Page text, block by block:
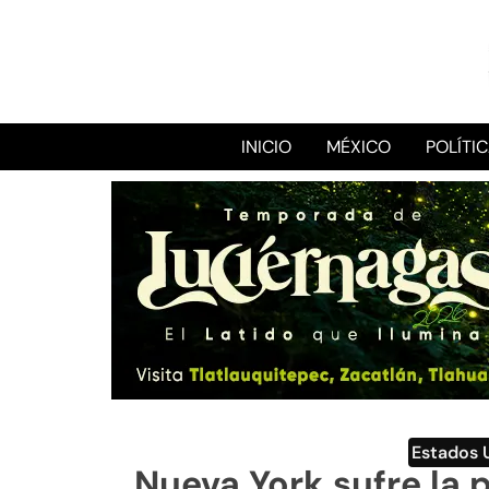
INICIO MÉXICO
Estados